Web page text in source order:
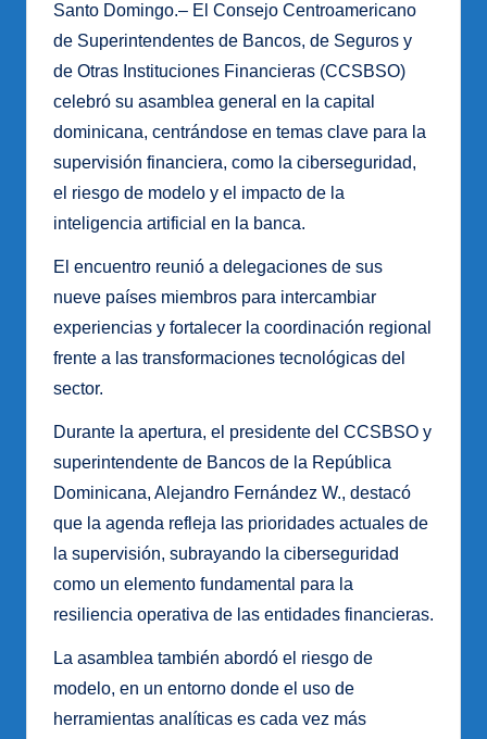
Santo Domingo.– El Consejo Centroamericano
de Superintendentes de Bancos, de Seguros y
de Otras Instituciones Financieras (CCSBSO)
celebró su asamblea general en la capital
dominicana, centrándose en temas clave para la
supervisión financiera, como la ciberseguridad,
el riesgo de modelo y el impacto de la
inteligencia artificial en la banca.
El encuentro reunió a delegaciones de sus
nueve países miembros para intercambiar
experiencias y fortalecer la coordinación regional
frente a las transformaciones tecnológicas del
sector.
Durante la apertura, el presidente del CCSBSO y
superintendente de Bancos de la República
Dominicana, Alejandro Fernández W., destacó
que la agenda refleja las prioridades actuales de
la supervisión, subrayando la ciberseguridad
como un elemento fundamental para la
resiliencia operativa de las entidades financieras.
La asamblea también abordó el riesgo de
modelo, en un entorno donde el uso de
herramientas analíticas es cada vez más